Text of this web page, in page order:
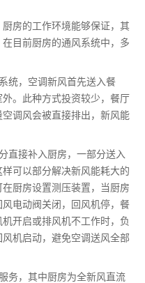
房的工作环境能够保证，其
目前厨房的通风系统中，多
统，空调新风首先送入餐
。此种方式投资较少，餐厅
调风会被直接排出，新风能
直接补入厨房，一部分送入
可以部分解决新风能耗大的
厨房设置测压装置，当厨房
电动阀关闭，回风机停，餐
开启或排风机不工作时，负
机启动，避免空调送风全部
务，其中厨房为全新风直流